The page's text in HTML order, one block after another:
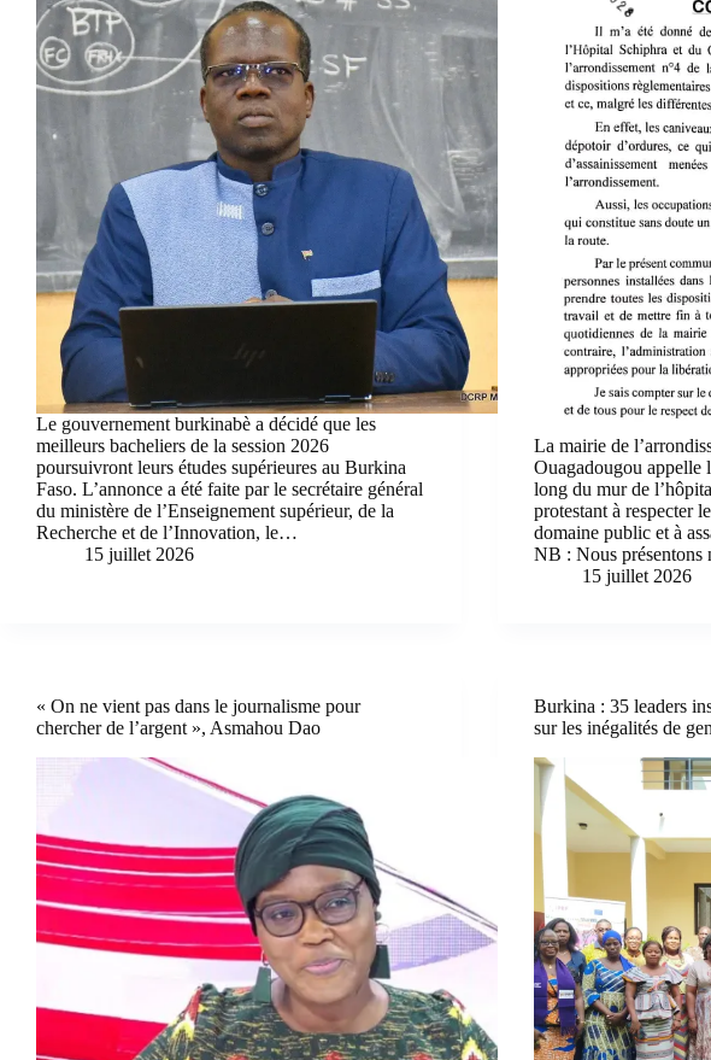
Le gouvernement burkinabè a décidé que les
meilleurs bacheliers de la session 2026
poursuivront leurs études supérieures au Burkina
Faso. L’annonce a été faite par le secrétaire général
du ministère de l’Enseignement supérieur, de la
Recherche et de l’Innovation, le…
15 juillet 2026
La mairie de
Ouagadougou appelle
long du mur de
protestant à respecter
domaine public et à
NB : Nous
15 juillet 2026
« On ne vient pas dans le journalisme pour
chercher de l’argent », Asmahou Dao
Burkina : 35 leaders
sur les inégalités de